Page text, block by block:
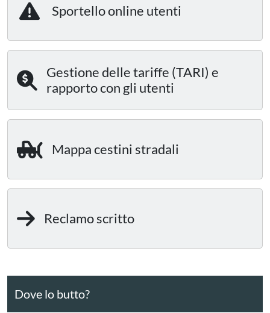
Sportello online utenti
Gestione delle tariffe (TARI) e
rapporto con gli utenti
Mappa cestini stradali
Reclamo scritto
Dove lo butto?